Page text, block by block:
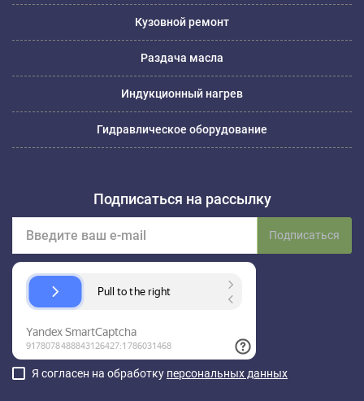
Кузовной ремонт
Раздача масла
Индукционный нагрев
Гидравлическое оборудование
Подписаться на рассылку
Подписаться
Я согласен на обработку персональных данных